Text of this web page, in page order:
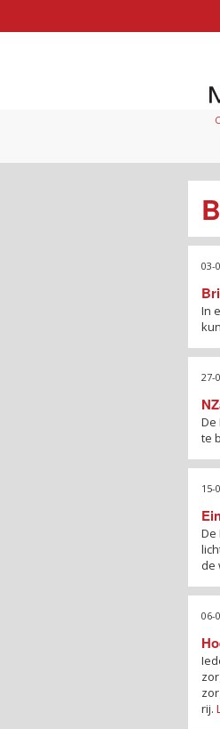
03-
In
27-
De
te
15-
De
de
06-
rij.